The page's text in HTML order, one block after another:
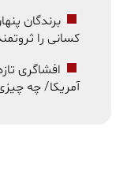
کسانی را
افشاگری
آمریکا/ چه